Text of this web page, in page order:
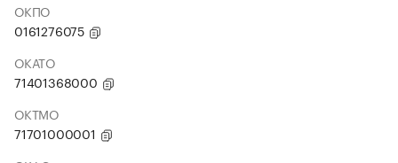
ОКПО
0161276075
ОКАТО
71401368000
ОКТМО
71701000001